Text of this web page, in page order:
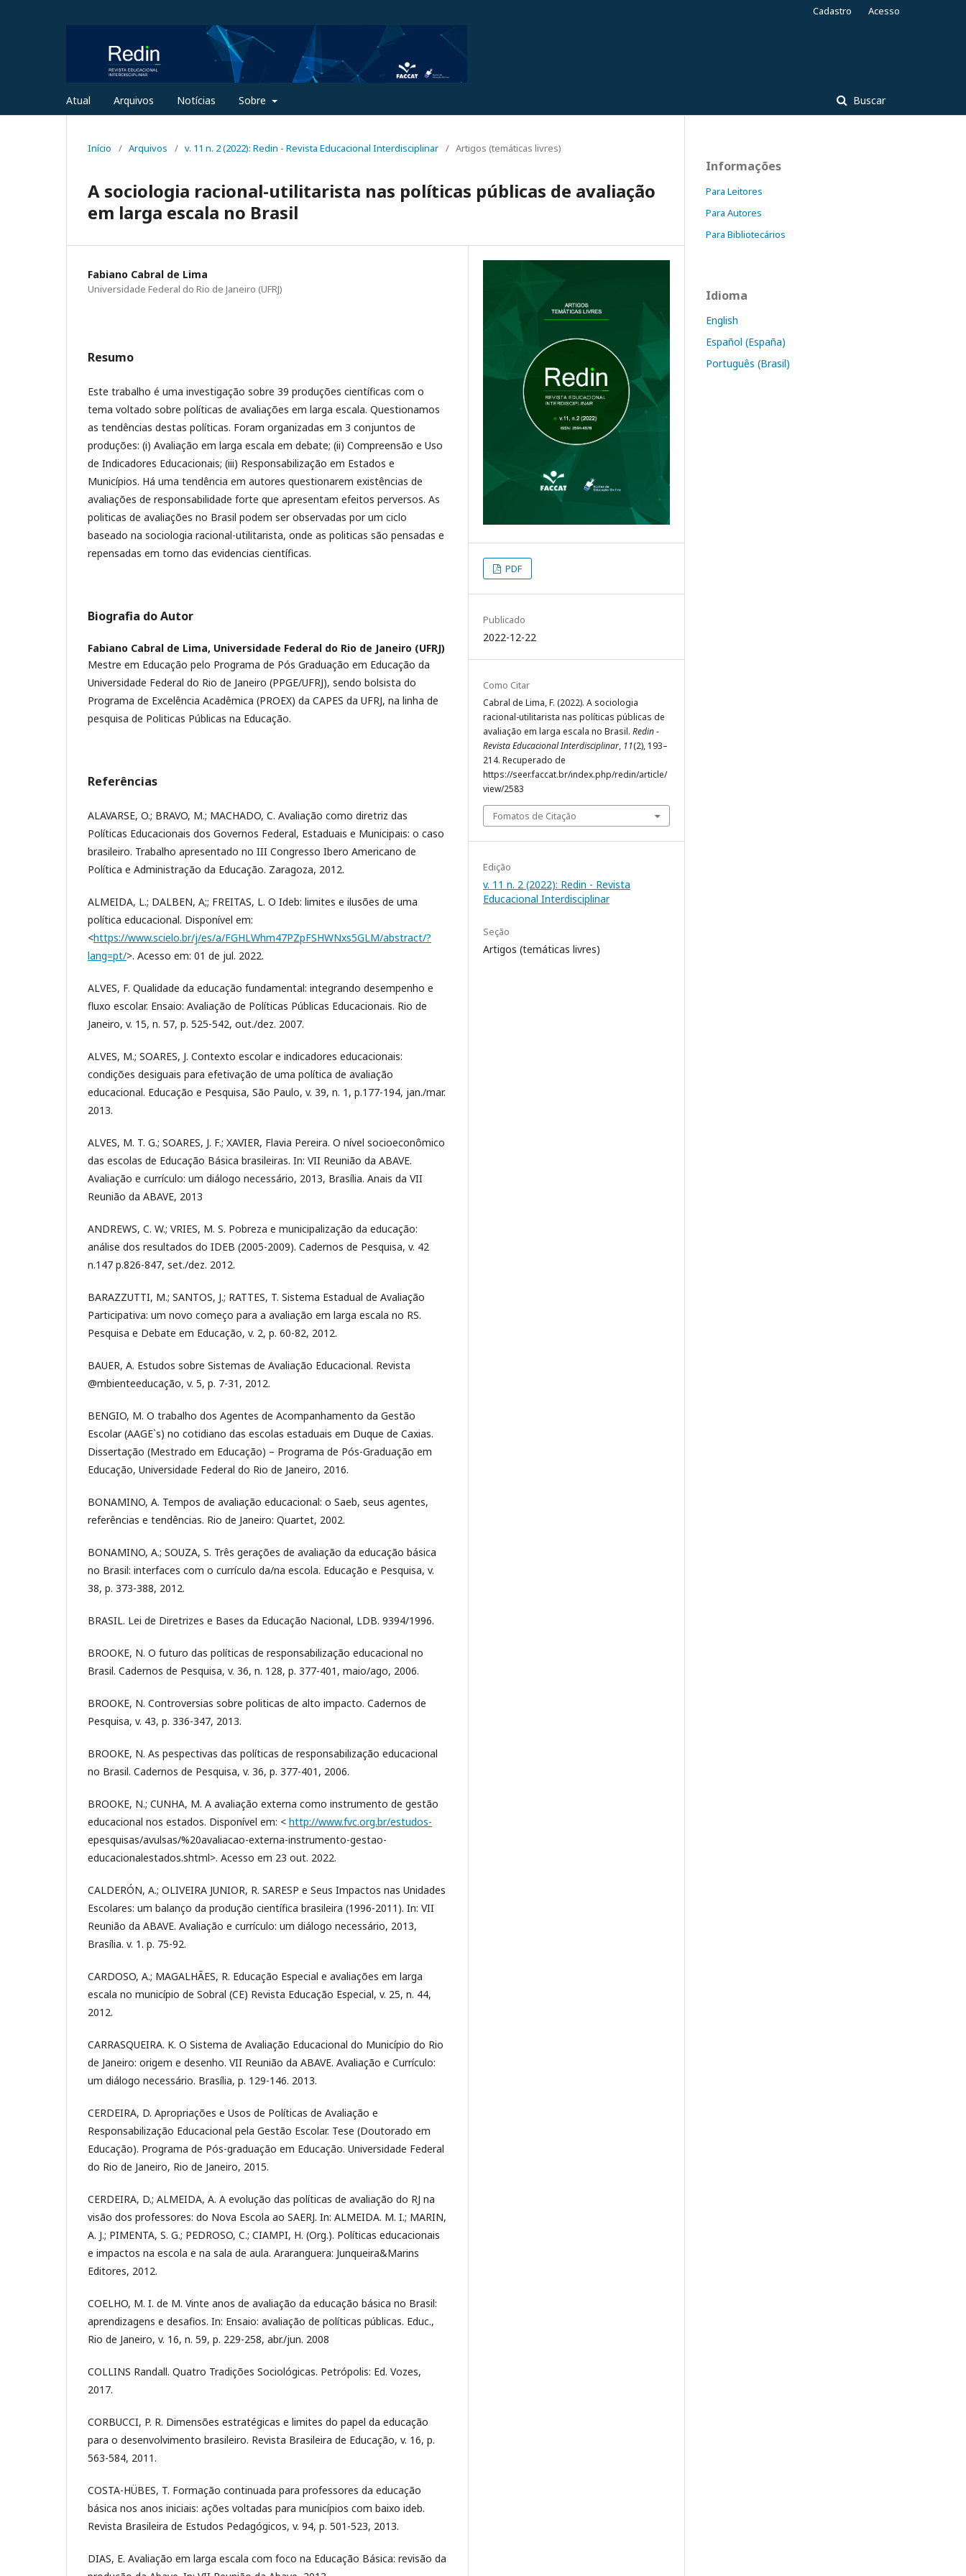
Atual Arquivos Notícias Sobre Buscar
Cadastro Acesso
Início / Arquivos / v. 11 n. 2 (2022): Redin - Revista Educacional Interdisciplinar / Artigos (temáticas livres)
A sociologia racional-utilitarista nas políticas públicas de avaliação
em larga escala no Brasil
Fabiano Cabral de Lima
Universidade Federal do Rio de Janeiro (UFRJ)
Resumo
Este trabalho é uma investigação sobre 39 produções científicas com o
tema voltado sobre políticas de avaliações em larga escala. Questionamos
as tendências destas políticas. Foram organizadas em 3 conjuntos de
produções: (i) Avaliação em larga escala em debate; (ii) Compreensão e Uso
de Indicadores Educacionais; (iii) Responsabilização em Estados e
Municípios. Há uma tendência em autores questionarem existências de
avaliações de responsabilidade forte que apresentam efeitos perversos. As
politicas de avaliações no Brasil podem ser observadas por um ciclo
baseado na sociologia racional-utilitarista, onde as politicas são pensadas e
repensadas em torno das evidencias científicas.
Biografia do Autor
Fabiano Cabral de Lima, Universidade Federal do Rio de Janeiro (UFRJ)
Mestre em Educação pelo Programa de Pós Graduação em Educação da
Universidade Federal do Rio de Janeiro (PPGE/UFRJ), sendo bolsista do
Programa de Excelência Acadêmica (PROEX) da CAPES da UFRJ, na linha de
pesquisa de Politicas Públicas na Educação.
Referências
ALAVARSE, O.; BRAVO, M.; MACHADO, C. Avaliação como diretriz das
Políticas Educacionais dos Governos Federal, Estaduais e Municipais: o caso
brasileiro. Trabalho apresentado no III Congresso Ibero Americano de
Política e Administração da Educação. Zaragoza, 2012.
ALMEIDA, L.; DALBEN, A;; FREITAS, L. O Ideb: limites e ilusões de uma
política educacional. Disponível em:
<https://www.scielo.br/j/es/a/FGHLWhm47PZpFSHWNxs5GLM/abstract/?
lang=pt/>. Acesso em: 01 de jul. 2022.
ALVES, F. Qualidade da educação fundamental: integrando desempenho e
fluxo escolar. Ensaio: Avaliação de Políticas Públicas Educacionais. Rio de
Janeiro, v. 15, n. 57, p. 525-542, out./dez. 2007.
ALVES, M.; SOARES, J. Contexto escolar e indicadores educacionais:
condições desiguais para efetivação de uma política de avaliação
educacional. Educação e Pesquisa, São Paulo, v. 39, n. 1, p.177-194, jan./mar.
2013.
ALVES, M. T. G.; SOARES, J. F.; XAVIER, Flavia Pereira. O nível socioeconômico
das escolas de Educação Básica brasileiras. In: VII Reunião da ABAVE.
Avaliação e currículo: um diálogo necessário, 2013, Brasília. Anais da VII
Reunião da ABAVE, 2013
ANDREWS, C. W.; VRIES, M. S. Pobreza e municipalização da educação:
análise dos resultados do IDEB (2005-2009). Cadernos de Pesquisa, v. 42
n.147 p.826-847, set./dez. 2012.
BARAZZUTTI, M.; SANTOS, J.; RATTES, T. Sistema Estadual de Avaliação
Participativa: um novo começo para a avaliação em larga escala no RS.
Pesquisa e Debate em Educação, v. 2, p. 60-82, 2012.
BAUER, A. Estudos sobre Sistemas de Avaliação Educacional. Revista
@mbienteeducação, v. 5, p. 7-31, 2012.
BENGIO, M. O trabalho dos Agentes de Acompanhamento da Gestão
Escolar (AAGE`s) no cotidiano das escolas estaduais em Duque de Caxias.
Dissertação (Mestrado em Educação) – Programa de Pós-Graduação em
Educação, Universidade Federal do Rio de Janeiro, 2016.
BONAMINO, A. Tempos de avaliação educacional: o Saeb, seus agentes,
referências e tendências. Rio de Janeiro: Quartet, 2002.
BONAMINO, A.; SOUZA, S. Três gerações de avaliação da educação básica
no Brasil: interfaces com o currículo da/na escola. Educação e Pesquisa, v.
38, p. 373-388, 2012.
BRASIL. Lei de Diretrizes e Bases da Educação Nacional, LDB. 9394/1996.
BROOKE, N. O futuro das políticas de responsabilização educacional no
Brasil. Cadernos de Pesquisa, v. 36, n. 128, p. 377-401, maio/ago, 2006.
BROOKE, N. Controversias sobre politicas de alto impacto. Cadernos de
Pesquisa, v. 43, p. 336-347, 2013.
BROOKE, N. As pespectivas das políticas de responsabilização educacional
no Brasil. Cadernos de Pesquisa, v. 36, p. 377-401, 2006.
BROOKE, N.; CUNHA, M. A avaliação externa como instrumento de gestão
educacional nos estados. Disponível em: < http://www.fvc.org.br/estudos-
epesquisas/avulsas/%20avaliacao-externa-instrumento-gestao-
educacionalestados.shtml>. Acesso em 23 out. 2022.
CALDERÓN, A.; OLIVEIRA JUNIOR, R. SARESP e Seus Impactos nas Unidades
Escolares: um balanço da produção científica brasileira (1996-2011). In: VII
Reunião da ABAVE. Avaliação e currículo: um diálogo necessário, 2013,
Brasília. v. 1. p. 75-92.
CARDOSO, A.; MAGALHÃES, R. Educação Especial e avaliações em larga
escala no município de Sobral (CE) Revista Educação Especial, v. 25, n. 44,
2012.
CARRASQUEIRA. K. O Sistema de Avaliação Educacional do Município do Rio
de Janeiro: origem e desenho. VII Reunião da ABAVE. Avaliação e Currículo:
um diálogo necessário. Brasília, p. 129-146. 2013.
CERDEIRA, D. Apropriações e Usos de Políticas de Avaliação e
Responsabilização Educacional pela Gestão Escolar. Tese (Doutorado em
Educação). Programa de Pós-graduação em Educação. Universidade Federal
do Rio de Janeiro, Rio de Janeiro, 2015.
CERDEIRA, D.; ALMEIDA, A. A evolução das políticas de avaliação do RJ na
visão dos professores: do Nova Escola ao SAERJ. In: ALMEIDA. M. I.; MARIN,
A. J.; PIMENTA, S. G.; PEDROSO, C.; CIAMPI, H. (Org.). Políticas educacionais
e impactos na escola e na sala de aula. Araranguera: Junqueira&Marins
Editores, 2012.
COELHO, M. I. de M. Vinte anos de avaliação da educação básica no Brasil:
aprendizagens e desafios. In: Ensaio: avaliação de políticas públicas. Educ.,
Rio de Janeiro, v. 16, n. 59, p. 229-258, abr./jun. 2008
COLLINS Randall. Quatro Tradições Sociológicas. Petrópolis: Ed. Vozes,
2017.
CORBUCCI, P. R. Dimensões estratégicas e limites do papel da educação
para o desenvolvimento brasileiro. Revista Brasileira de Educação, v. 16, p.
563-584, 2011.
COSTA-HÜBES, T. Formação continuada para professores da educação
básica nos anos iniciais: ações voltadas para municípios com baixo ideb.
Revista Brasileira de Estudos Pedagógicos, v. 94, p. 501-523, 2013.
DIAS, E. Avaliação em larga escala com foco na Educação Básica: revisão da
PDF
Publicado
2022-12-22
Como Citar
Cabral de Lima, F. (2022). A sociologia
racional-utilitarista nas políticas públicas de
avaliação em larga escala no Brasil. Redin -
Revista Educacional Interdisciplinar, 11(2), 193–
214. Recuperado de
https://seer.faccat.br/index.php/redin/article/
view/2583
Fomatos de Citação
Edição
v. 11 n. 2 (2022): Redin - Revista
Educacional Interdisciplinar
Seção
Artigos (temáticas livres)
Informações
Para Leitores
Para Autores
Para Bibliotecários
Idioma
English
Español (España)
Português (Brasil)